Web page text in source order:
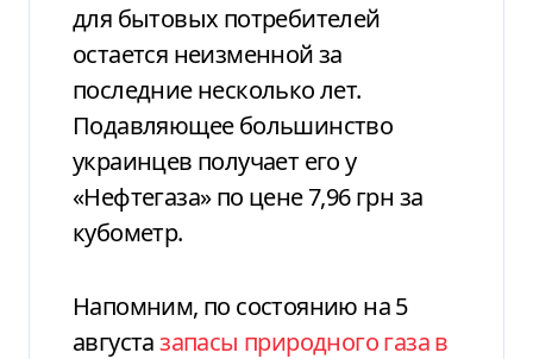
для бытовых потребителей
остается неизменной за
последние несколько лет.
Подавляющее большинство
украинцев получает его у
«Нефтегаза» по цене 7,96 грн за
кубометр.
Напомним, по состоянию на 5
августазапасы природного газа в